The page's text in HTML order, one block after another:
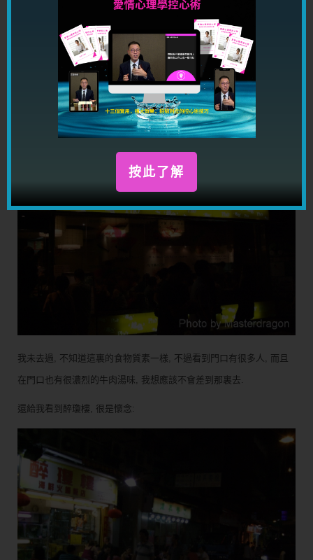
六個太極：一生必去
BONUS BLOG：登龍街好多食肆
食完飯, 又到行街街既時候了, 我發覺原來登龍街也有很多食肆, 其中
應該不乏好去處, 例如以下這間 "越色":
我未去過, 不知道這裏的食物質素一樣, 不過看到門口有很多人, 而且
在門口也有很濃烈的牛肉湯味, 我想應該不會差到那裏去.
還給我看到醉瓊樓, 很是懷念:
按此了解